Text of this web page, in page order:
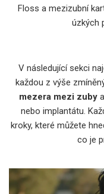
Floss a mezizubní
úzkých
V následující sekci
každou z výše
mezera mezi zuby
nebo implantátu.
kroky, které můžete
co je